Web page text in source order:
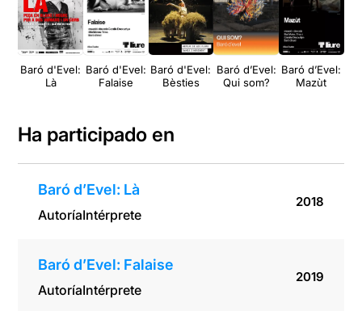
Baró d'Evel:
Là
Baró d'Evel:
Falaise
Baró d'Evel:
Bèsties
Baró d’Evel:
Qui som?
Baró d’Evel:
Mazùt
Ha participado en
Baró d’Evel: Là
AutoríaIntérprete
2018
Baró d’Evel: Falaise
AutoríaIntérprete
2019